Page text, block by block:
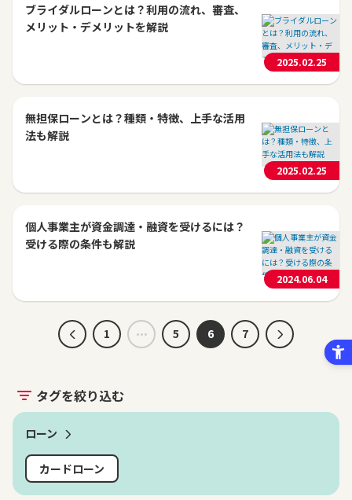
ブライダルローンとは？利用の流れ、審査、
メリット・デメリットを解説
2025.02.25
無担保ローンとは？種類・特徴、上手な活用
法も解説
2025.02.25
個人事業主が資金調達・融資を受けるには？
受ける際の条件も解説
2024.06.04
1 5 6 7
タグを絞り込む
ローン
カードローン